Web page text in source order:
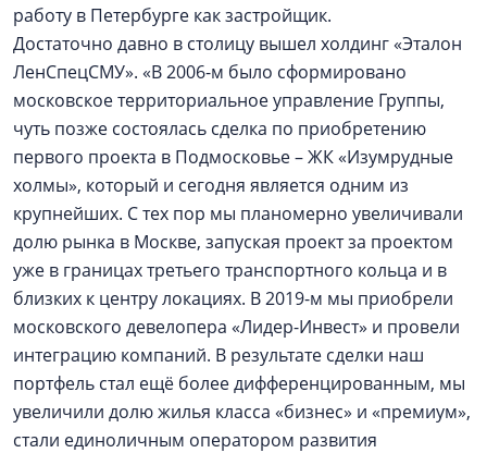
работу в Петербурге как застройщик.
Достаточно давно в столицу вышел холдинг «Эталон
ЛенСпецСМУ». «В 2006-м было сформировано
московское территориальное управление Группы,
чуть позже состоялась сделка по приобретению
первого проекта в Подмосковье – ЖК «Изум­рудные
холмы», который и сегодня является одним из
крупнейших. С тех пор мы планомерно увеличивали
долю рынка в Москве, запуская проект за проектом
уже в границах третьего транспортного кольца и в
близких к центру локациях. В 2019-м мы приобрели
московского девелопера «Лидер-Инвест» и провели
интеграцию компаний. В результате сделки наш
портфель стал ещё более дифференцированным, мы
увеличили долю жилья класса «бизнес» и «премиум»,
стали единоличным оператором развития